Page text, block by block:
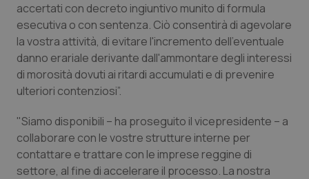
Toscana
Umbria
Valle D’Aosta
Veneto
Obesità
Oftalmologia
Oncodermatologia
Oncoematologia
Oncologia & Nutrizione
accertati con decreto ingiuntivo munito di formula
esecutiva o con sentenza. Ciò consentirà di agevolare
la vostra attività, di evitare l'incremento dell'eventuale
danno erariale derivante dall'ammontare degli interessi
di morosità dovuti ai ritardi accumulati e di prevenire
ulteriori contenziosi”.
"Siamo disponibili – ha proseguito il vicepresidente – a
collaborare con le vostre strutture interne per
contattare e trattare con le imprese reggine di
settore, al fine di accelerare il processo. La nostra